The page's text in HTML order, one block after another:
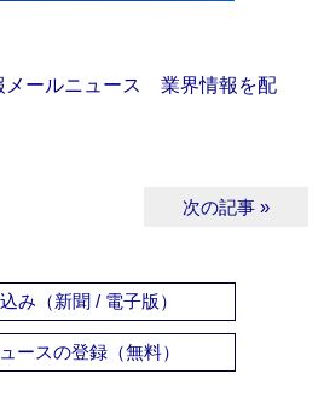
ールニュース 業界情報を配
次の記事 »
み（新聞 / 電子版）
ースの登録（無料）